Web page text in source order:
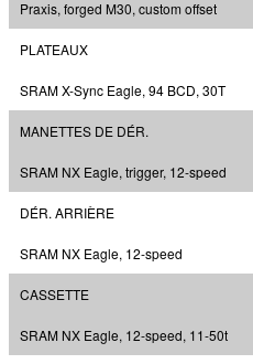
Praxis, forged M30, custom offset
PLATEAUX
SRAM X-Sync Eagle, 94 BCD, 30T
MANETTES DE DÉR.
SRAM NX Eagle, trigger, 12-speed
DÉR. ARRIÈRE
SRAM NX Eagle, 12-speed
CASSETTE
SRAM NX Eagle, 12-speed, 11-50t